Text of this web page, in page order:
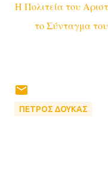
Η Πολιτεία του
το Σύνταγμα
ΠΕΤΡΟΣ ΔΟΥΚΑΣ